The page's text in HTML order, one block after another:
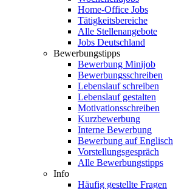
Home-Office Jobs
Tätigkeitsbereiche
Alle Stellenangebote
Jobs Deutschland
Bewerbungstipps
Bewerbung Minijob
Bewerbungsschreiben
Lebenslauf schreiben
Lebenslauf gestalten
Motivationsschreiben
Kurzbewerbung
Interne Bewerbung
Bewerbung auf Englisch
Vorstellungsgespräch
Alle Bewerbungstipps
Info
Häufig gestellte Fragen